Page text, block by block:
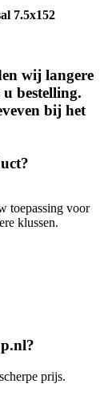
7.5x152
wij langere
bestelling.
bij het
toepassing voor
klussen.
prijs.